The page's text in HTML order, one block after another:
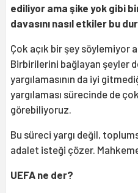
ediliyor ama şike yok gibi
davasını nasıl etkiler bu
Çok açık bir şey söylemiyor
Birbirilerini bağlayan şeyler
yargılamasının da iyi
yargılaması sürecinde de
görebiliyoruz.
Bu süreci yargı değil,
adalet isteği çözer.
UEFA ne der?